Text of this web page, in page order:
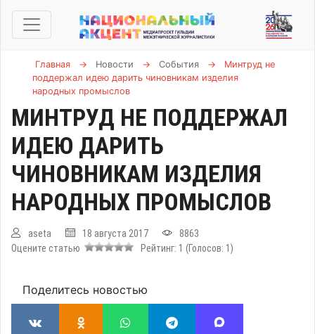
Главная → Новости → События →
Минтруд не
поддержал идею дарить чиновникам изделия
народных промыслов
МИНТРУД НЕ ПОДДЕРЖАЛ
ИДЕЮ ДАРИТЬ
ЧИНОВНИКАМ ИЗДЕЛИЯ
НАРОДНЫХ ПРОМЫСЛОВ
aseta 18 августа 2017
8863
Оцените статью
Рейтинг: 1 (Голосов: 1 )
Поделитесь новостью